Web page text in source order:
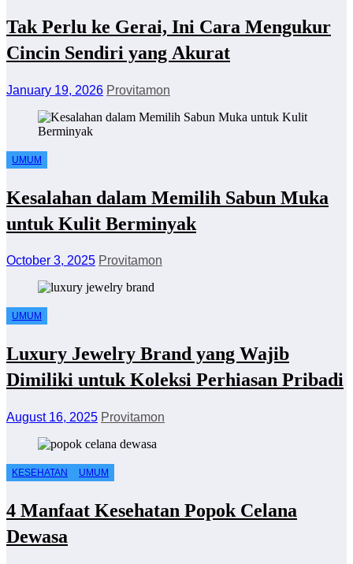
Tak Perlu ke Gerai, Ini Cara Mengukur
Cincin Sendiri yang Akurat
January 19, 2026 Provitamon
UMUM
Kesalahan dalam Memilih Sabun Muka
untuk Kulit Berminyak
October 3, 2025 Provitamon
UMUM
Luxury Jewelry Brand yang Wajib
Dimiliki untuk Koleksi Perhiasan Pribadi
August 16, 2025 Provitamon
KESEHATAN UMUM
4 Manfaat Kesehatan Popok Celana
Dewasa